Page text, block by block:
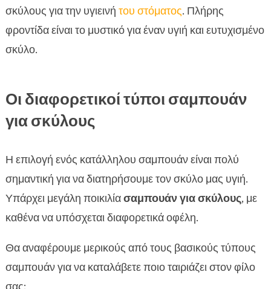
σκύλους για την υγιεινή του στόματος. Πλήρης
φροντίδα είναι το μυστικό για έναν υγιή και ευτυχισμένο
σκύλο.
Οι διαφορετικοί τύποι σαμπουάν
για σκύλους
Η επιλογή ενός κατάλληλου σαμπουάν είναι πολύ
σημαντική για να διατηρήσουμε τον σκύλο μας υγιή.
Υπάρχει μεγάλη ποικιλίασαμπουάν για σκύλους, με
καθένα να υπόσχεται διαφορετικά οφέλη.
Θα αναφέρουμε μερικούς από τους βασικούς τύπους
σαμπουάν για να καταλάβετε ποιο ταιριάζει στον φίλο